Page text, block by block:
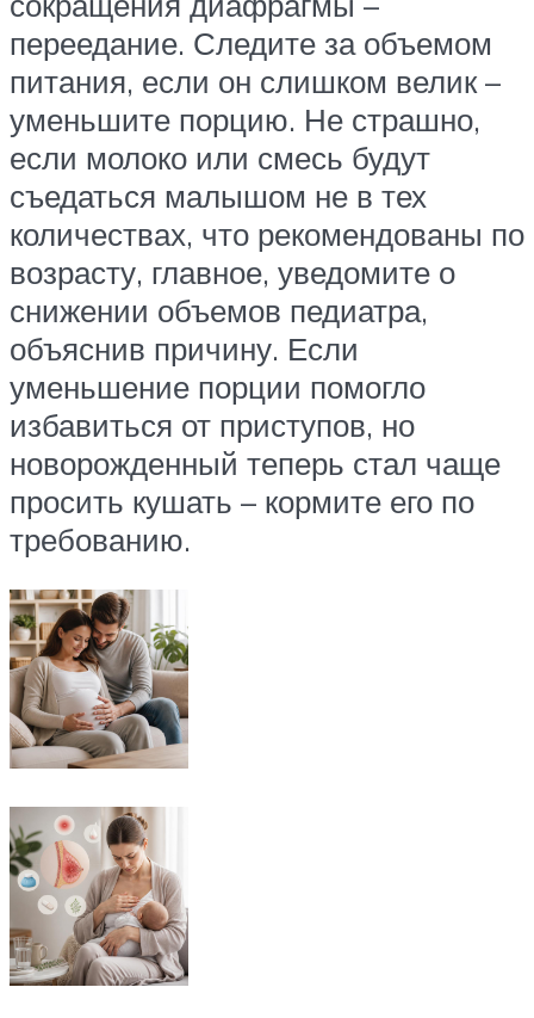
переедание. Следите за объемом
питания, если он слишком велик –
уменьшите порцию. Не страшно,
если молоко или смесь будут
съедаться малышом не в тех
количествах, что рекомендованы по
возрасту, главное, уведомите о
снижении объемов педиатра,
объяснив причину. Если
уменьшение порции помогло
избавиться от приступов, но
новорожденный теперь стал чаще
просить кушать – кормите его по
требованию.